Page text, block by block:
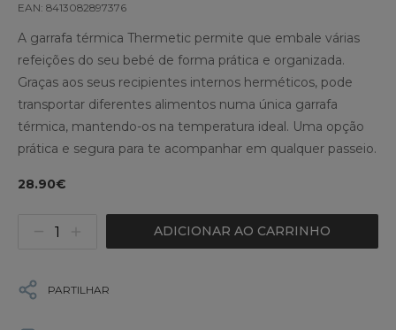
EAN: 8413082897376
A garrafa térmica Thermetic permite que embale várias
refeições do seu bebé de forma prática e organizada.
Graças aos seus recipientes internos herméticos, pode
transportar diferentes alimentos numa única garrafa
térmica, mantendo-os na temperatura ideal. Uma opção
prática e segura para te acompanhar em qualquer passeio.
28.90€
ADICIONAR AO CARRINHO
PARTILHAR